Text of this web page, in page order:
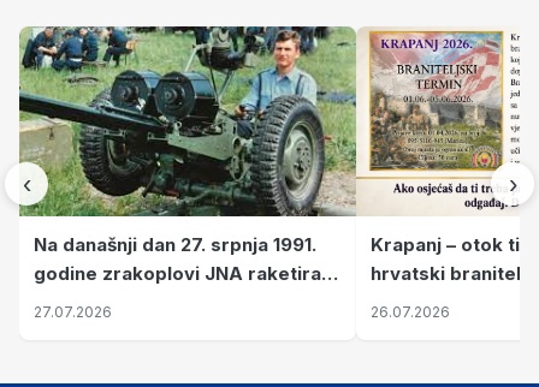
‹
Na današnji dan 27. srpnja 1991.
godine zrakoplovi JNA raketirali
su vojarnu i obučni centar "Nikola
27.07.2026
Krapanj – otok
hrvatski branitelji
pronalaze mir
26.07.2026
›